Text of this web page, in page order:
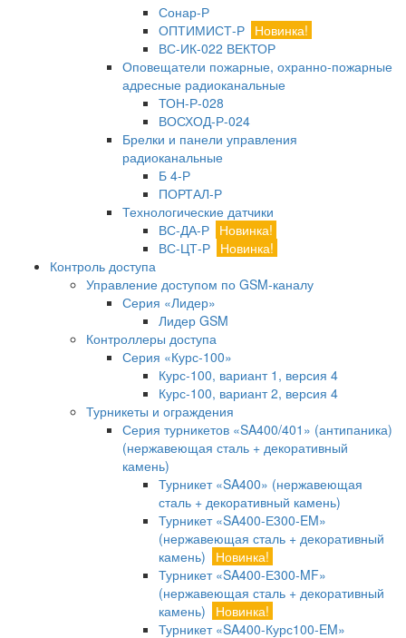
Сонар-Р
ОПТИМИСТ-Р Новинка!
ВС-ИК-022 ВЕКТОР
Оповещатели пожарные, охранно-пожарные
адресные радиоканальные
ТОН-Р-028
ВОСХОД-Р-024
Брелки и панели управления
радиоканальные
Б 4-Р
ПОРТАЛ-Р
Технологические датчики
ВС-ДА-Р Новинка!
ВС-ЦТ-Р Новинка!
Контроль доступа
Управление доступом по GSM-каналу
Серия «Лидер»
Лидер GSM
Контроллеры доступа
Серия «Курс-100»
Курс-100, вариант 1, версия 4
Курс-100, вариант 2, версия 4
Турникеты и ограждения
Серия турникетов «SA400/401» (антипаника)
(нержавеющая сталь + декоративный
камень)
Турникет «SA400» (нержавеющая
сталь + декоративный камень)
Турникет «SA400-Е300-EM»
(нержавеющая сталь + декоративный
камень)
Новинка!
Турникет «SA400-Е300-MF»
(нержавеющая сталь + декоративный
камень)
Новинка!
Турникет «SA400-Курс100-EM»